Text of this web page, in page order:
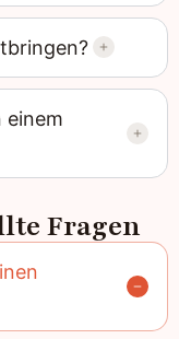
einem
Fragen